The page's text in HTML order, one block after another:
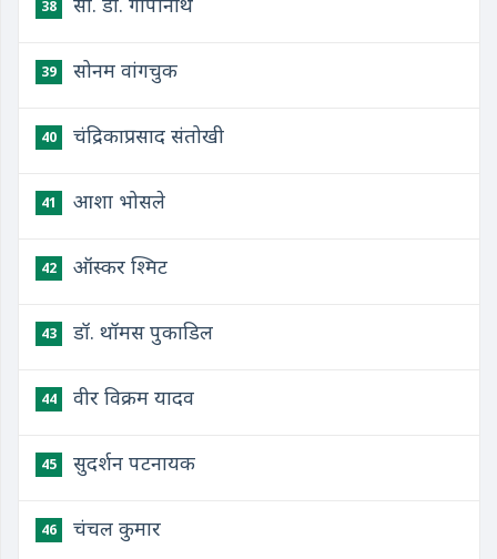
38
39 सोनम वांगचुक
40 चंद्रिकाप्रसाद संतोखी
41 आशा भोसले
42 ऑस्कर श्मिट
43 डॉ. थॉमस पुकाडिल
44 वीर विक्रम यादव
45 सुदर्शन पटनायक
46 चंचल कुमार